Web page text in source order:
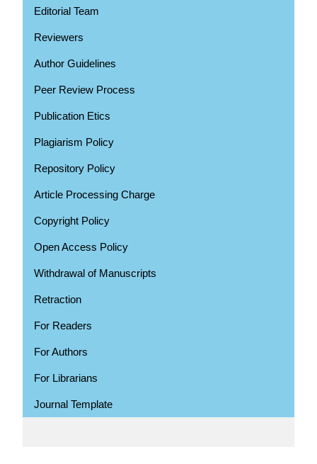
Editorial Team
Reviewers
Author Guidelines
Peer Review Process
Publication Etics
Plagiarism Policy
Repository Policy
Article Processing Charge
Copyright Policy
Open Access Policy
Withdrawal of Manuscripts
Retraction
For Readers
For Authors
For Librarians
Journal Template